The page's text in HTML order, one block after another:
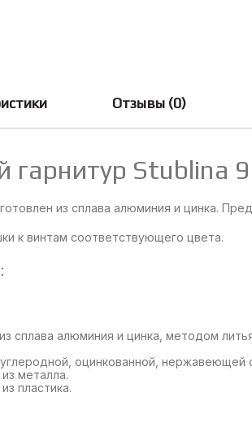
Отзывы (0)
гарнитур Stublina
из сплава алюминия и цинка.
к винтам соответствующего цвета.
сплава алюминия и цинка, методом
оцинкованной, нержавеющей
металла.
пластика.